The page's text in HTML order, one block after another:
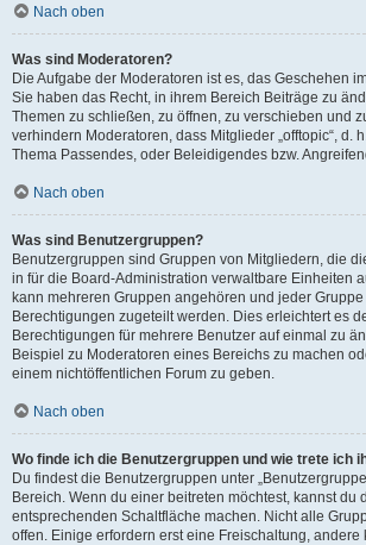
Nach oben
Was sind Moderatoren?
Die Aufgabe der Moderatoren ist es, das Geschehen
Sie haben das Recht, in ihrem Bereich Beiträge zu
Themen zu schließen, zu öffnen, zu verschieben und
verhindern Moderatoren, dass Mitglieder „offtopic“, d.
Thema Passendes, oder Beleidigendes bzw.
Nach oben
Was sind Benutzergruppen?
Benutzergruppen sind Gruppen von Mitgliedern, die
in für die Board-Administration verwaltbare Einheiten
kann mehreren Gruppen angehören und jeder
Berechtigungen zugeteilt werden. Dies erleichtert es
Berechtigungen für mehrere Benutzer auf einmal zu
Beispiel zu Moderatoren eines Bereichs zu machen
einem nichtöffentlichen Forum zu geben.
Nach oben
Wo finde ich die Benutzergruppen und wie trete ich
Du findest die Benutzergruppen unter
Bereich. Wenn du einer beitreten möchtest, kannst du
entsprechenden Schaltfläche machen. Nicht alle
offen. Einige erfordern erst eine Freischaltung, andere